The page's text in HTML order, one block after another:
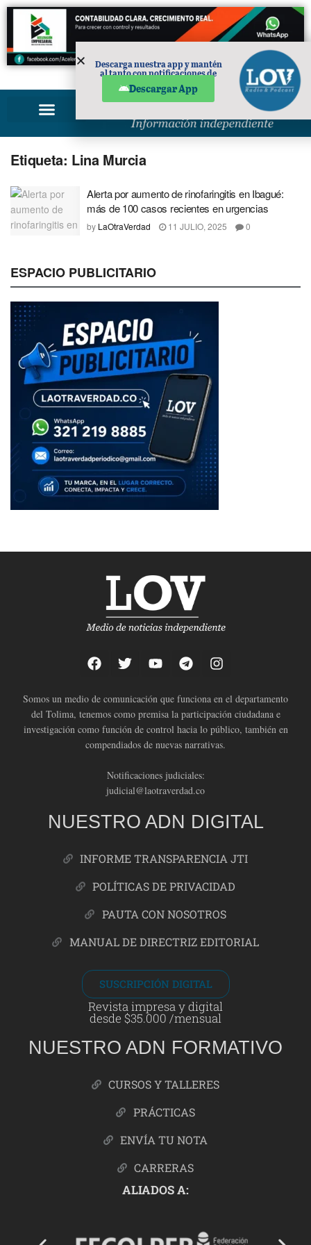
PUBLICIDAD
Etiqueta: Lina Murcia
Alerta por aumento de rinofaringitis en Ibagué:
más de 100 casos recientes en urgencias
by LaOtraVerdad 11 JULIO, 2025 0
ESPACIO PUBLICITARIO
Somos un medio de comunicación que funciona en el departamento
del Tolima, tenemos como premisa la participación ciudadana e
investigación como función de control hacia lo público, también en
compendiados de nuevas narrativas.
Notificaciones judiciales:
judicial@laotraverdad.co
NUESTRO ADN DIGITAL
INFORME TRANSPARENCIA JTI
POLÍTICAS DE PRIVACIDAD
PAUTA CON NOSOTROS
MANUAL DE DIRECTRIZ EDITORIAL
SUSCRIPCIÓN DIGITAL
Revista impresa y digital
desde $35.000 /mensual
NUESTRO ADN FORMATIVO
CURSOS Y TALLERES
PRÁCTICAS
ENVÍA TU NOTA
CARRERAS
ALIADOS A:
Descarga nuestra app y mantén
al tanto con notificaciones de
Descargar App